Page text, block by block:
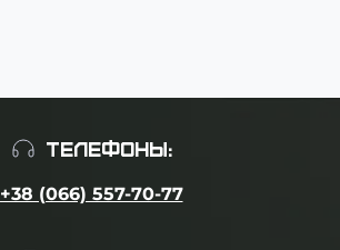
ТЕЛЕФОНЫ:
+38 (066) 557-70-77